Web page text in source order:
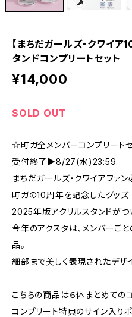
【まちだガールズ・クワイ
タンドコンプリートセット
¥14,000
SOLD OUT
☆町ガ全メンバーコンプリート
受付終了▶8/27(水)23:59
まちだガールズ・クワイアファン
町ガの10周年を記念したグッズ
2025年版アクリルスタンドがつ
今年のアクスタは、メンバーご
品。
細部まで美しく表現されたデザ
こちらの商品は６体まとめてのコ
コンプリート特典のサイン入り